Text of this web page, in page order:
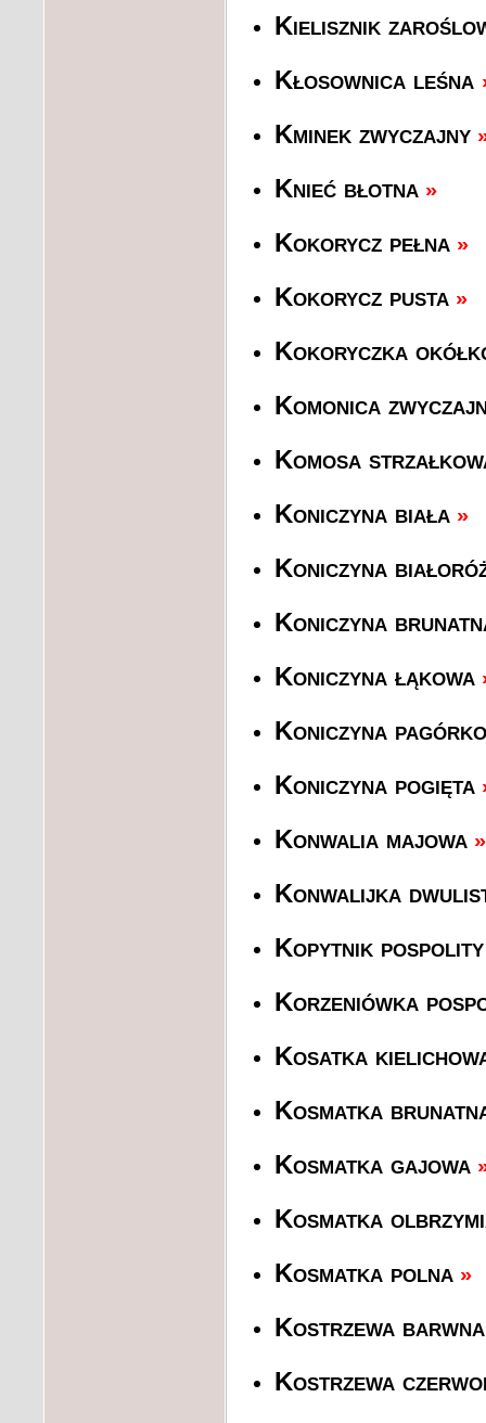
Kielisznik
Kłosownica leśna
Kminek zwyczajny
Knieć błotna »
Kokorycz pełna »
Kokorycz pusta »
Kokoryczka
Komonica
Komosa
Koniczyna biała »
Koniczyna
Koniczyna
Koniczyna łąkowa
Koniczyna
Koniczyna pogięta
Konwalia majowa »
Konwalijka
Kopytnik
Korzeniówka
Kosatka
Kosmatka
Kosmatka gajowa
Kosmatka
Kosmatka polna »
Kostrzewa barwna
Kostrzewa